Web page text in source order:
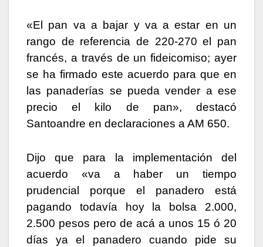
«El pan va a bajar y va a estar en un
rango de referencia de 220-270 el pan
francés, a través de un fideicomiso; ayer
se ha firmado este acuerdo para que en
las panaderías se pueda vender a ese
precio el kilo de pan», destacó
Santoandre en declaraciones a AM 650.
Dijo que para la implementación del
acuerdo «va a haber un tiempo
prudencial porque el panadero está
pagando todavía hoy la bolsa 2.000,
2.500 pesos pero de acá a unos 15 ó 20
días ya el panadero cuando pide su